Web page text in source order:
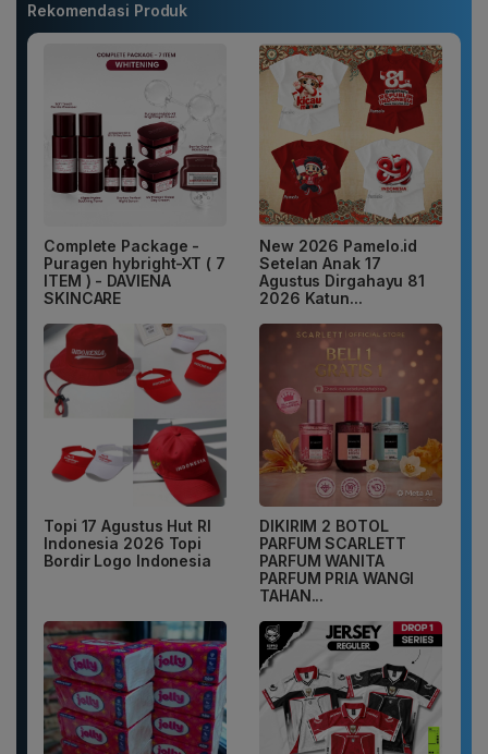
Rekomendasi Produk
Complete Package -
Puragen hybright-XT ( 7
ITEM ) - DAVIENA
SKINCARE
New 2026 Pamelo.id
Setelan Anak 17
Agustus Dirgahayu 81
2026 Katun...
Topi 17 Agustus Hut RI
Indonesia 2026 Topi
Bordir Logo Indonesia
DIKIRIM 2 BOTOL
PARFUM SCARLETT
PARFUM WANITA
PARFUM PRIA WANGI
TAHAN...